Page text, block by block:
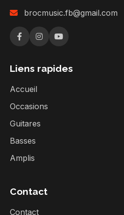
brocmusic.fb@gmail.com
Liens rapides
Accueil
Occasions
Guitares
Basses
Amplis
Contact
Contact